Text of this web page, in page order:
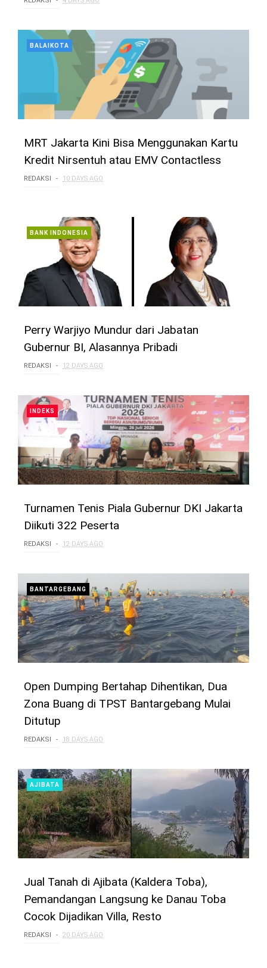
BALAIKOTA
MRT Jakarta Kini Bisa Menggunakan Kartu
Kredit Nirsentuh atau EMV Contactless
REDAKSI 10 DAYS AGO
BANK INDONESIA
Perry Warjiyo Mundur dari Jabatan
Gubernur BI, Alasannya Pribadi
REDAKSI 12 DAYS AGO
INDEKS
Turnamen Tenis Piala Gubernur DKI Jakarta
Diikuti 322 Peserta
REDAKSI 12 DAYS AGO
BANTARGEBANG
Open Dumping Bertahap Dihentikan, Dua
Zona Buang di TPST Bantargebang Mulai
Ditutup
REDAKSI 18 DAYS AGO
AJIBATA
Jual Tanah di Ajibata (Kaldera Toba),
Pemandangan Langsung ke Danau Toba
Cocok Dijadikan Villa, Resto
REDAKSI 20 DAYS AGO